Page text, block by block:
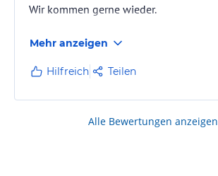
Wir kommen gerne wieder.
Mehr anzeigen
Hilfreich Teilen
Alle Bewertungen anzeigen